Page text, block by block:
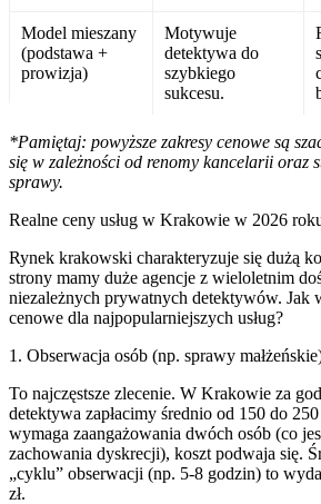
Model mieszany
(podstawa +
prowizja)
Motywuje
detektywa do
szybkiego
sukcesu.
*Pamiętaj: powyższe zakresy cenowe są
się w zależności od renomy kancelarii oraz
sprawy.
Realne ceny usług w Krakowie w 2026
Rynek krakowski charakteryzuje się dużą
strony mamy duże agencje z wieloletnim
niezależnych prywatnych detektywów. Jak
cenowe dla najpopularniejszych usług?
1. Obserwacja osób (np. sprawy
To najczęstsze zlecenie. W Krakowie za
detektywa zapłacimy średnio od 150 do 250
wymaga zaangażowania dwóch osób (co
zachowania dyskrecji), koszt podwaja się.
„cyklu” obserwacji (np. 5-8 godzin) to
zł.